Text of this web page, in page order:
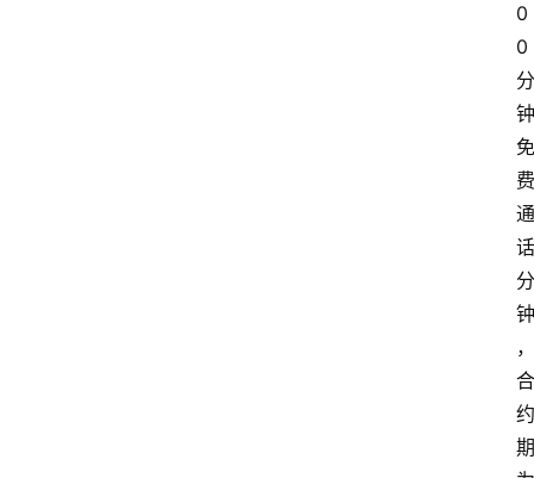
0
0
分
钟
免
费
通
话
分
钟
，
合
约
期